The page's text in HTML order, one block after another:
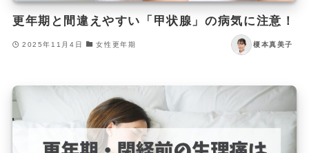
更年期と間違えやすい「甲状腺」の病気に注意！
2025年11月4日 女性更年期 榎本真美子